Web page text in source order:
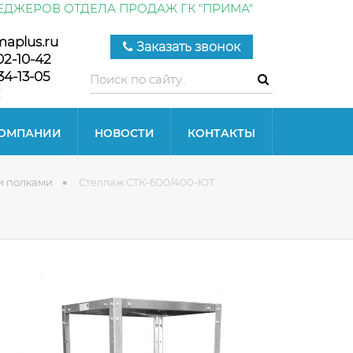
ОТДЕЛА ПРОДАЖ ГК "ПРИМА"
10-42
13-05
Заказать звонок
НОВОСТИ КОНТАКТЫ
полками Стеллаж СТК-600/400-ЮТ